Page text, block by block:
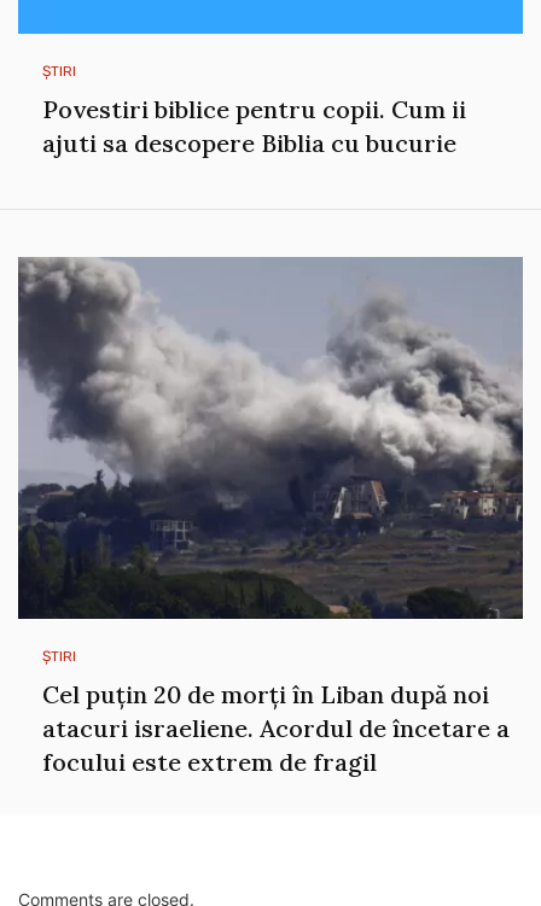
ȘTIRI
Povestiri biblice pentru copii. Cum ii
ajuti sa descopere Biblia cu bucurie
ȘTIRI
Cel puțin 20 de morți în Liban după noi
atacuri israeliene. Acordul de încetare a
focului este extrem de fragil
Comments are closed.